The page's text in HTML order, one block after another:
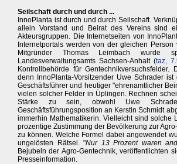
Seilschaft durch und durch ...
InnoPlanta ist durch und durch Seilschaft.
allein Vorstand und Beirat des Vereins sind
Akteursgruppen. Die Internetseiten von
Internetportals werden von der gleichen Person
Mitgründer Thomas Leimbach wurde
Landesverwaltungsamts Sachsen-Anhalt (taz,
Kontrollbehörde für Gentechnikversuchsfelder.
denn InnoPlanta-Vorsitzender Uwe Schrader ist
Geschäftsführer und heutiger "ehrenamtlicher
vielen solcher Felder in Üplingen. Rechnen
Stärke zu sein, obwohl Uwe
Geschäftsführungsposition an Kerstin Schmidt
immerhin Mathematikerin. Vielleicht sind solche
prozentige Zustimmung der Bevölkerung zur
zu können. Welche Formel dabei angewendet
ungelösten Rätsel. "Nur 13 Prozent waren
Bejubeln der Agro-Gentechnik, veröffentlichten
Presseinformation.